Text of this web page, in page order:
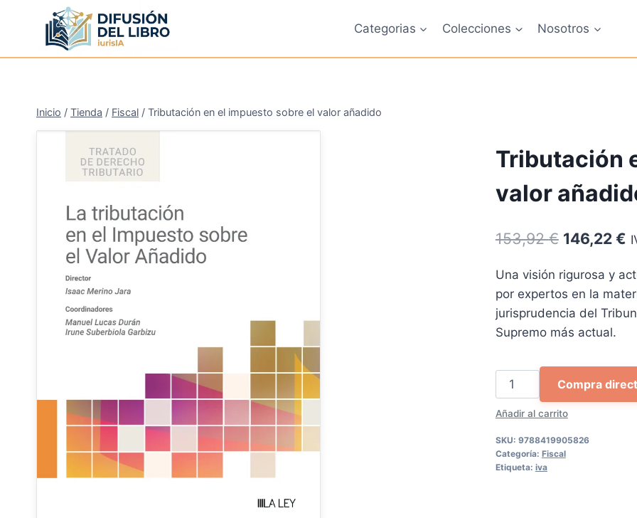
contenido
Categorias Colecciones Nosotros
Inicio / Tienda / Fiscal / Tributación en el impuesto sobre el valor añadido
¡Oferta!
Tributación
valor
153,92€ El
original
era:
153,92 €.
146,22€
Una visión rigurosa y
por expertos en la
jurisprudencia del
Supremo más actual.
Tributación
en
el
impuesto
sobre
el
Añadir al carrito
Compra
SKU: 9788419905826
Categoría: Fiscal
Etiqueta: iva